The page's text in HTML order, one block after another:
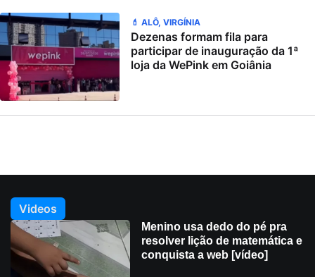
💄 ALÔ, VIRGÍNIA
Dezenas formam fila para
participar de inauguração da 1ª
loja da WePink em Goiânia
Videos
Menino usa dedo do pé pra
resolver lição de matemática e
conquista a web [vídeo]